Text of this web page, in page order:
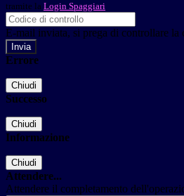
tramite la Login Spaggiari
E-mail inviata, si prega di controllare la
Errore
Chiudi
Successo
Chiudi
Informazione
Chiudi
Attendere...
Attendere il completamento